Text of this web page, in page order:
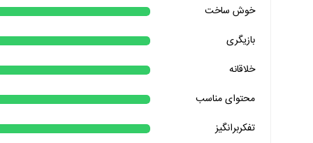
خیر بله
خیر بله
خیر بله
خیر تقریبا بله
خیر بله
خوش ساخت
بازیگری
خلاقانه
محتوای مناسب
تفکربرانگیز